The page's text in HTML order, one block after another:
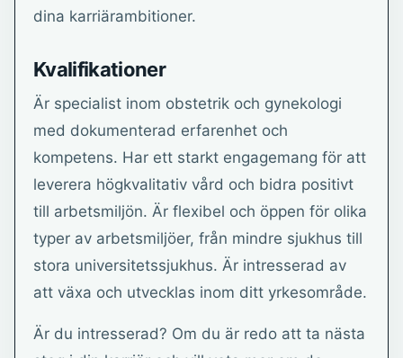
dina karriärambitioner.
Kvalifikationer
Är specialist inom obstetrik och gynekologi
med dokumenterad erfarenhet och
kompetens. Har ett starkt engagemang för att
leverera högkvalitativ vård och bidra positivt
till arbetsmiljön. Är flexibel och öppen för olika
typer av arbetsmiljöer, från mindre sjukhus till
stora universitetssjukhus. Är intresserad av
att växa och utvecklas inom ditt yrkesområde.
Är du intresserad? Om du är redo att ta nästa